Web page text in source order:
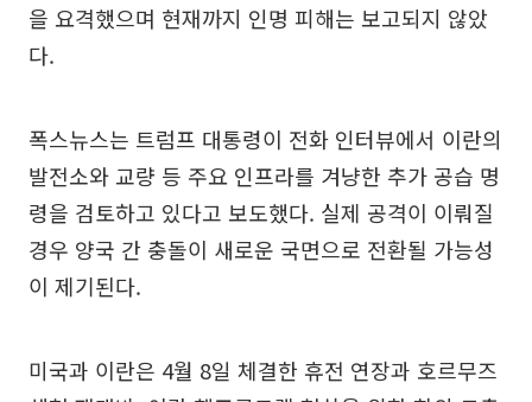
을 요격했으며 현재까지 인명 피해는 보고되지 않았
다.
폭스뉴스는 트럼프 대통령이 전화 인터뷰에서 이란의
발전소와 교량 등 주요 인프라를 겨냥한 추가 공습 명
령을 검토하고 있다고 보도했다. 실제 공격이 이뤄질
경우 양국 간 충돌이 새로운 국면으로 전환될 가능성
이 제기된다.
미국과 이란은 4월 8일 체결한 휴전 연장과 호르무즈